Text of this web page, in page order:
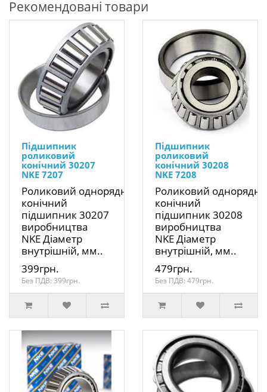
Рекомендовані товари
Підшипник
роликовий
конічний 30207
NKE 7207
Роликовий однорядний
конічний
підшипник 30207
виробництва
NKE Діаметр
внутрішній, мм..
399грн.
Без ПДВ: 399грн.
Підшипник
роликовий
конічний 30208
NKE 7208
Роликовий
конічний
підшипник 30208
виробництва
NKE Діаметр
внутрішній, мм..
479грн.
Без ПДВ: 479грн.